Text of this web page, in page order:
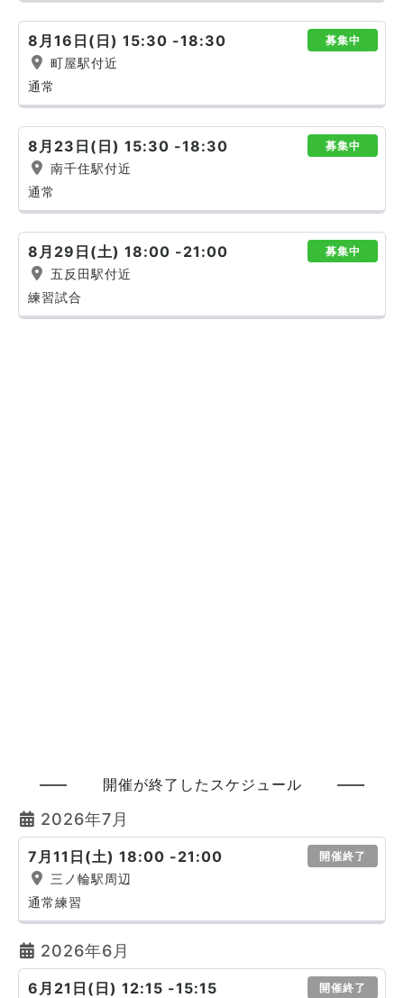
8月16日(日) 15:30 -18:30 募集中
町屋駅付近
通常
8月23日(日) 15:30 -18:30 募集中
南千住駅付近
通常
8月29日(土) 18:00 -21:00 募集中
五反田駅付近
練習試合
開催が終了したスケジュール
2026年7月
7月11日(土) 18:00 -21:00 開催終了
三ノ輪駅周辺
通常練習
2026年6月
6月21日(日) 12:15 -15:15 開催終了